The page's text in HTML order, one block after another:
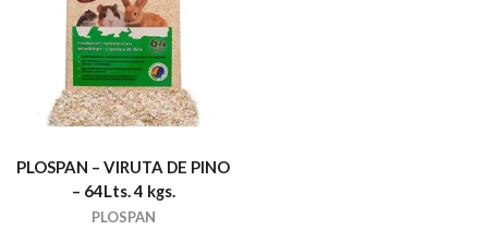
PLOSPAN – VIRUTA DE PINO
– 64Lts. 4 kgs.
PLOSPAN